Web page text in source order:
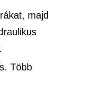
majd
Több